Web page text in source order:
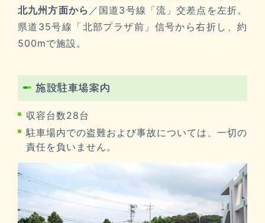
北九州方面から ／国道3号線「流」交差点を左折。
県道35号線「北部プラザ前」信号から右折し、約
500mで施設。
施設駐車場案内
収容台数28台
駐車場内での盗難および事故については、一切の
責任を負いません。